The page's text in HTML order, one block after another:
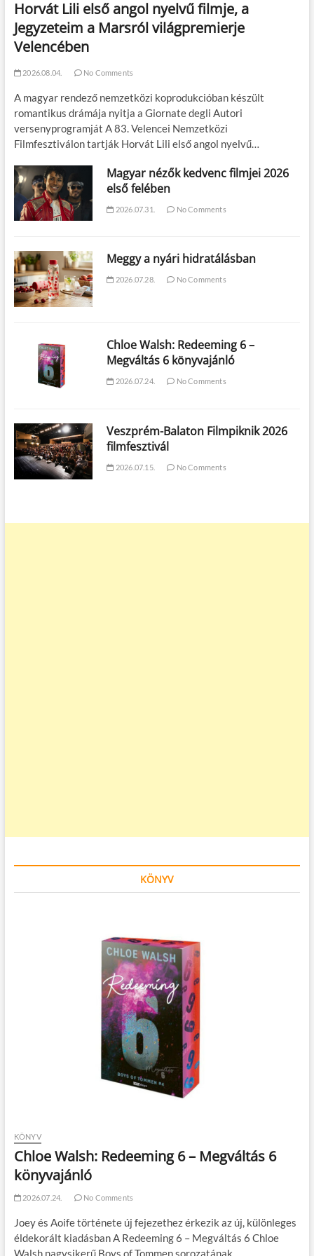
Horvát Lili első angol nyelvű filmje, a
Jegyzeteim a Marsról világpremierje
Velencében
2026.08.04. No Comments
A magyar rendező nemzetközi koprodukcióban készült
romantikus drámája nyitja a Giornate degli Autori
versenyprogramját A 83. Velencei Nemzetközi
Filmfesztiválon tartják Horvát Lili első angol nyelvű…
Magyar nézők kedvenc filmjei 2026
első felében
2026.07.31. No Comments
Meggy a nyári hidratálásban
2026.07.28. No Comments
Chloe Walsh: Redeeming 6 –
Megváltás 6 könyvajánló
2026.07.24. No Comments
Veszprém-Balaton Filmpiknik 2026
filmfesztivál
2026.07.15. No Comments
KÖNYV
KÖNYV
Chloe Walsh: Redeeming 6 – Megváltás 6
könyvajánló
2026.07.24. No Comments
Joey és Aoife története új fejezethez érkezik az új, különleges
éldekorált kiadásban A Redeeming 6 – Megváltás 6 Chloe
Walsh nagysikerű Boys of Tommen sorozatának…